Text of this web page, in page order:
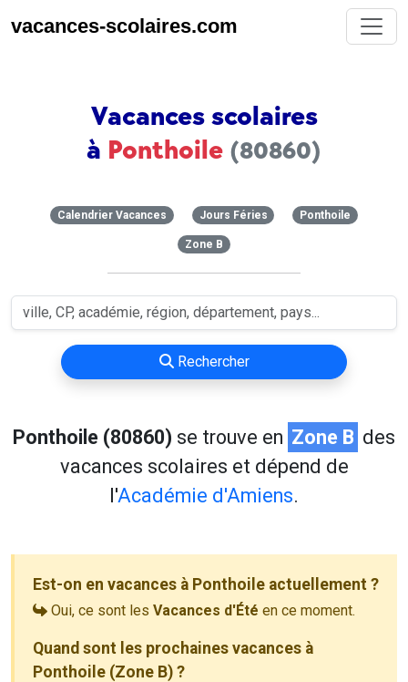
vacances-scolaires.com
Vacances scolaires
à Ponthoile (80860)
Calendrier Vacances Jours Féries Ponthoile
Zone B
Rechercher
Ponthoile (80860) se trouve en Zone B des
vacances scolaires et dépend de
l'Académie d'Amiens.
Est-on en vacances à Ponthoile actuellement ?
Oui, ce sont les Vacances d'Été en ce moment.
Quand sont les prochaines vacances à
Ponthoile (Zone B) ?